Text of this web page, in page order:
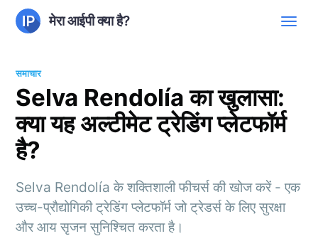
मेरा आईपी क्या है?
समाचार
Selva Rendolía का खुलासा:
क्या यह अल्टीमेट ट्रेडिंग प्लेटफॉर्म
है?
Selva Rendolía के शक्तिशाली फीचर्स की खोज करें - एक
उच्च-प्रौद्योगिकी ट्रेडिंग प्लेटफॉर्म जो ट्रेडर्स के लिए सुरक्षा
और आय सृजन सुनिश्चित करता है।